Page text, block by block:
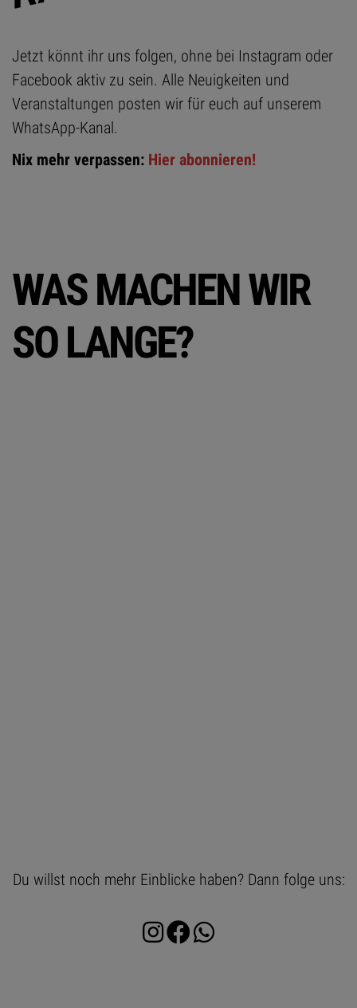
Jetzt könnt ihr uns folgen, ohne bei Instagram oder
Facebook aktiv zu sein. Alle Neuigkeiten und
Veranstaltungen posten wir für euch auf unserem
WhatsApp-Kanal.
Nix mehr verpassen: Hier abonnieren!
WAS MACHEN WIR
SO LANGE?
Du willst noch mehr Einblicke haben? Dann folge uns: